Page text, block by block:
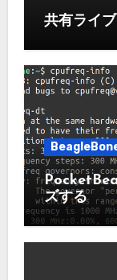
共有ライ
ズする